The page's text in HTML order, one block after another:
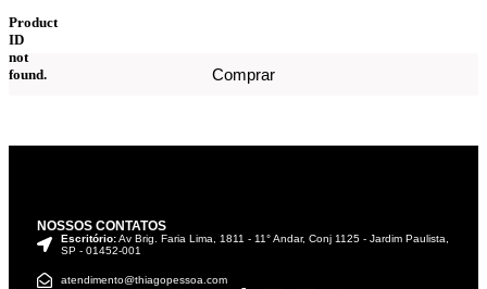
Product
ID
not
found.
Comprar
NOSSOS CONTATOS
Escritório:Av Brig. Faria Lima, 1811 - 11° Andar, Conj 1125 - Jardim Paulista,
SP - 01452-001
atendimento@thiagopessoa.com